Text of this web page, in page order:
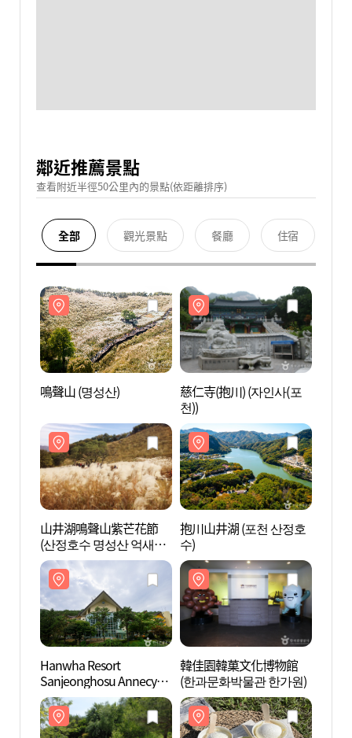
鄰近推薦景點
查看附近半徑50公里內的景點(依距離排序)
全部 觀光景點 餐廳 住宿
鳴聲山 (명성산)
慈仁寺(抱川) (자인사(포
천))
山井湖鳴聲山紫芒花節
(산정호수 명성산 억새꽃
축제)
抱川山井湖 (포천 산정호
수)
Hanwha Resort
Sanjeonghosu Annecy
Hot Spring (한화리조트
산정호수 안시 온천사우
나)
韓佳園韓菓文化博物館
(한과문화박물관 한가원)